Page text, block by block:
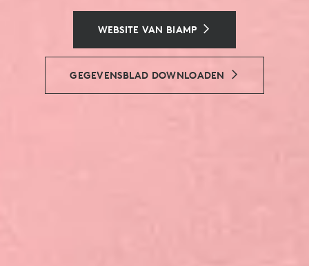
WEBSITE VAN BIAMP
GEGEVENSBLAD DOWNLOADEN